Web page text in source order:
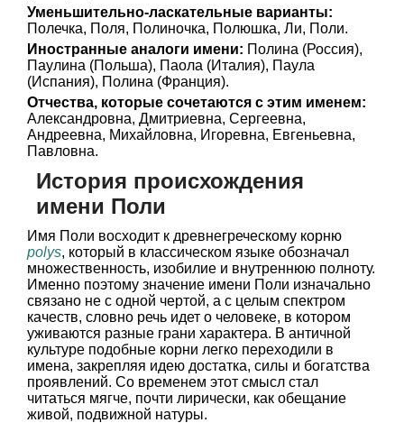
Уменьшительно-ласкательные варианты:
Полечка, Поля, Полиночка, Полюшка, Ли, Поли.
Иностранные аналоги имени: Полина (Россия),
Паулина (Польша), Паола (Италия), Паула
(Испания), Полина (Франция).
Отчества, которые сочетаются с этим именем:
Александровна, Дмитриевна, Сергеевна,
Андреевна, Михайловна, Игоревна, Евгеньевна,
Павловна.
История происхождения
имени Поли
Имя Поли восходит к древнегреческому корню
polys, который в классическом языке обозначал
множественность, изобилие и внутреннюю полноту.
Именно поэтому значение имени Поли изначально
связано не с одной чертой, а с целым спектром
качеств, словно речь идет о человеке, в котором
уживаются разные грани характера. В античной
культуре подобные корни легко переходили в
имена, закрепляя идею достатка, силы и богатства
проявлений. Со временем этот смысл стал
читаться мягче, почти лирически, как обещание
живой, подвижной натуры.